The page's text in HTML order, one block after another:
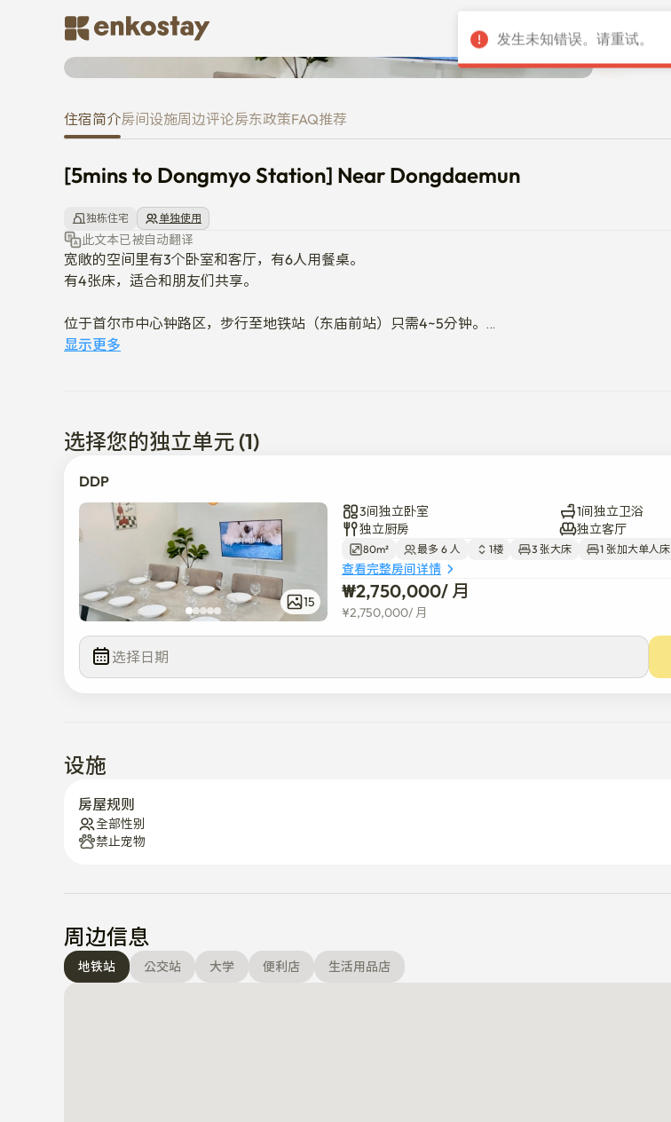
[5mins to Dongmyo Station] Near Dongdaemun
住宿简介房间设施周边评论房东政策FAQ推荐
[5mins to Dongmyo Station] Near Dongdaemun
独栋住宅 单独使用
此文本已被自动翻译
宽敞的空间里有3个卧室和客厅，有6人用餐桌。
有4张床，适合和朋友们共享。
位于首尔市中心钟路区，步行至地铁站（东庙前站）只需4~5分钟。
20分钟内可以到达DDP和明洞。
因为是1楼单独住宅,所以private,不上下楼梯,所以生活非常方便。
（水/电/煤气费固定管理费）
显示更多
选择您的独立单元 (1)
DDP
15
3间独立卧室
1间独立卫浴
独立厨房
独立客厅
80m² 最多 6 人 1楼 3 张大床 1 张加大单人床
查看完整房间详情
₩2,750,000/ 月
¥2,750,000/ 月
选择日期
设施
房屋规则
全部性别
禁止宠物
周边信息
地铁站 公交站 大学 便利店 生活用品店
发生未知错误。请重试。